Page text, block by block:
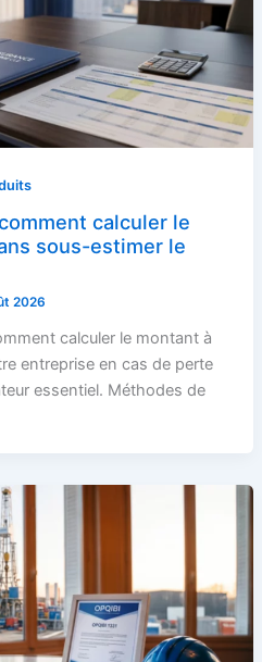
calculer le
sous-estimer le
2026
calculer le montant à
entreprise en cas de perte
essentiel. Méthodes de